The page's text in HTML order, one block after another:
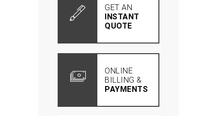
GET AN
INSTANT
QUOTE
ONLINE
BILLING &
PAYMENTS